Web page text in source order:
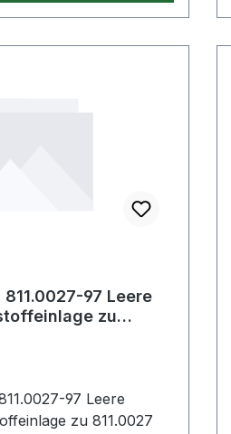
811.0027-97 Leere
zu
97 Leere
zu 811.0027